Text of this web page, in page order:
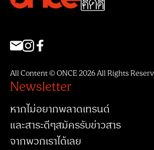
All Content © ONCE 2026 All Rights
Newsletter
หากไม่อยากพลาดเทรนด์
และสาระดีๆสมัครรับข่าวสาร
จากพวกเราได้เลย